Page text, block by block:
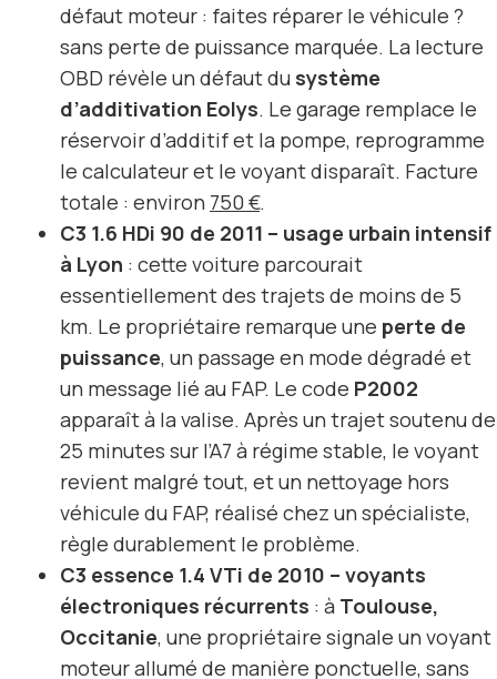
défaut moteur : faites réparer le véhicule ?
sans perte de puissance marquée. La lecture
OBD révèle un défaut du système
d’additivation Eolys. Le garage remplace le
réservoir d’additif et la pompe, reprogramme
le calculateur et le voyant disparaît. Facture
totale : environ 750 €.
C3 1.6 HDi 90 de 2011 – usage urbain intensif
à Lyon : cette voiture parcourait
essentiellement des trajets de moins de 5
km. Le propriétaire remarque une perte de
puissance, un passage en mode dégradé et
un message lié au FAP. Le code P2002
apparaît à la valise. Après un trajet soutenu de
25 minutes sur l’A7 à régime stable, le voyant
revient malgré tout, et un nettoyage hors
véhicule du FAP, réalisé chez un spécialiste,
règle durablement le problème.
C3 essence 1.4 VTi de 2010 – voyants
électroniques récurrents : à Toulouse,
Occitanie, une propriétaire signale un voyant
moteur allumé de manière ponctuelle, sans